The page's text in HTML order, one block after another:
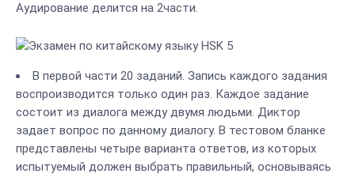
Аудирование делится на 2части.
В первой части 20 заданий. Запись каждого задания
воспроизводится только один раз. Каждое задание
состоит из диалога между двумя людьми. Диктор
задает вопрос по данному диалогу. В тестовом бланке
представлены четыре варианта ответов, из которых
испытуемый должен выбрать правильный, основываясь